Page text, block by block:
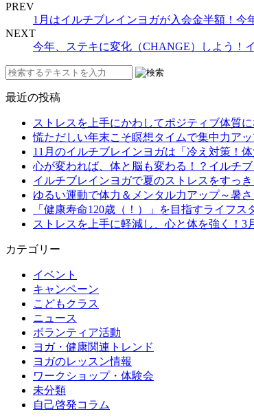
PREV
1月はイルチブレインヨガが入会金半額！今
NEXT
今年、ステキに変化（CHANGE）しよう！
最近の投稿
ストレスを上手にかわしてポジティブ体質
慌ただしい年末こそ瞑想タイムで集中力ア
11月のイルチブレインヨガは「冷え対策！
心が変われば、体と脳も変わる！？イルチ
イルチブレインヨガで夏のストレスをすっき
ゆるい運動で体力＆メンタル力アップ～暑
「健康寿命120歳（！）」を目指すライフ
ストレスを上手に軽減し、心と体を強く！
カテゴリー
イベント
キャンペーン
こどもクラス
ニュース
ボランティア活動
ヨガ・健康関連トレンド
ヨガのレッスン情報
ワークショップ・体験会
未分類
自己啓発コラム